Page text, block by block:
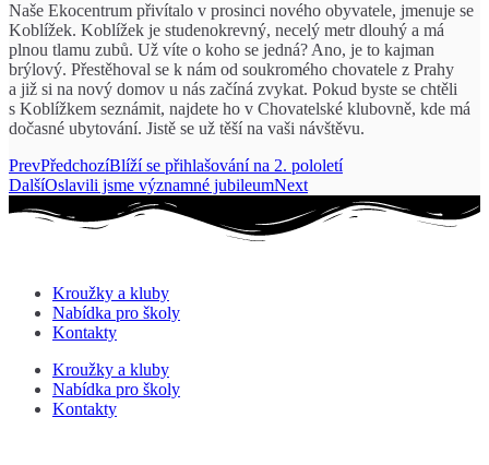
Naše Ekocentrum přivítalo v prosinci nového obyvatele, jmenuje se
Koblížek. Koblížek je studenokrevný, necelý metr dlouhý a má
plnou tlamu zubů. Už víte o koho se jedná? Ano, je to kajman
brýlový. Přestěhoval se k nám od soukromého chovatele z Prahy
a již si na nový domov u nás začíná zvykat. Pokud byste se chtěli
s Koblížkem seznámit, najdete ho v Chovatelské klubovně, kde má
dočasné ubytování. Jistě se už těší na vaši návštěvu.
PrevPředchozíBlíží se přihlašování na 2. pololetí
DalšíOslavili jsme významné jubileumNext
Kroužky a kluby
Nabídka pro školy
Kontakty
Kroužky a kluby
Nabídka pro školy
Kontakty